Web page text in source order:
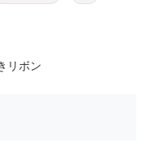
リボン